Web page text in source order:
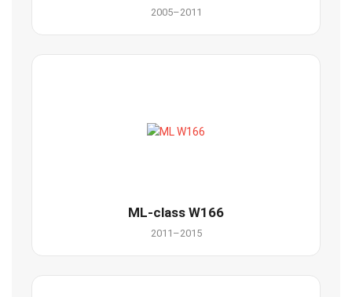
2005–2011
ML-class W166
2011–2015